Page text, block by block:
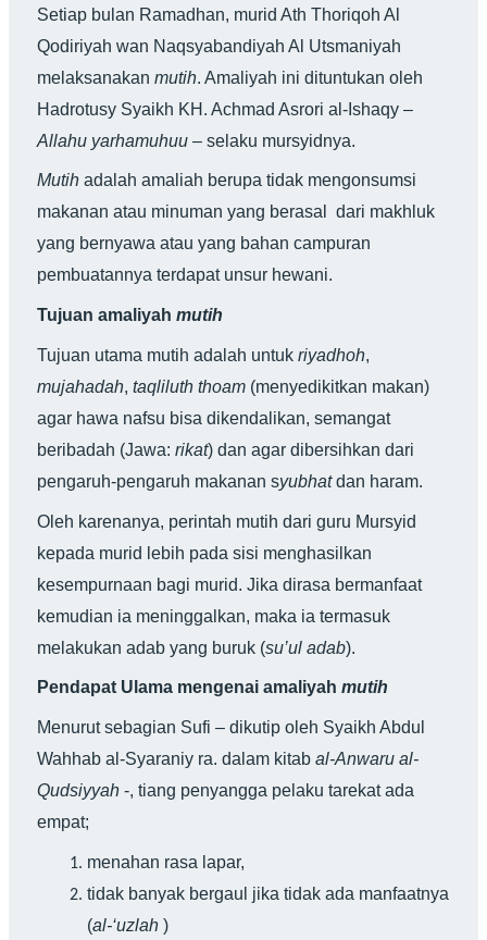
Setiap bulan Ramadhan, murid Ath Thoriqoh Al
Qodiriyah wan Naqsyabandiyah Al Utsmaniyah
melaksanakan mutih. Amaliyah ini dituntukan oleh
Hadrotusy Syaikh KH. Achmad Asrori al-Ishaqy –
Allahu yarhamuhuu– selaku mursyidnya.
Mutihadalah amaliah berupa tidak mengonsumsi
makanan atau minuman yang berasal dari makhluk
yang bernyawa atau yang bahan campuran
pembuatannya terdapat unsur hewani.
Tujuan amaliyah mutih
Tujuan utama mutih adalah untuk riyadhoh,
mujahadah, taqliluth thoam(menyedikitkan makan)
agar hawa nafsu bisa dikendalikan, semangat
beribadah (Jawa: rikat) dan agar dibersihkan dari
pengaruh-pengaruh makanan syubhatdan haram.
Oleh karenanya, perintah mutih dari guru Mursyid
kepada murid lebih pada sisi menghasilkan
kesempurnaan bagi murid. Jika dirasa bermanfaat
kemudian ia meninggalkan, maka ia termasuk
melakukan adab yang buruk (su’ul adab).
Pendapat Ulama mengenai amaliyah mutih
Menurut sebagian Sufi – dikutip oleh Syaikh Abdul
Wahhab al-Syaraniy ra. dalam kitab al-Anwaru al-
Qudsiyyah-, tiang penyangga pelaku tarekat ada
empat;
menahan rasa lapar,
tidak banyak bergaul jika tidak ada manfaatnya
(al-‘uzlah )